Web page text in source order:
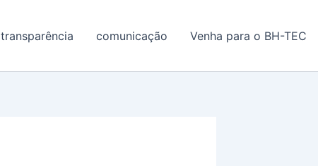
transparência comunicação Venha para o BH-TEC